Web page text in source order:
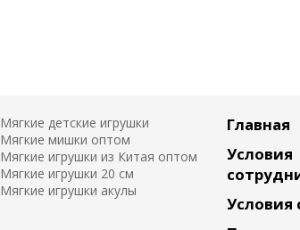
Мягкие детские игрушки
Мягкие мишки оптом
Мягкие игрушки из Китая оптом
Мягкие игрушки 20 см
Мягкие игрушки акулы
Главная
Условия
Условия